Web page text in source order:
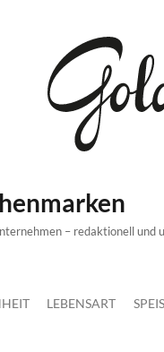
– redaktionell und
LEBENSART